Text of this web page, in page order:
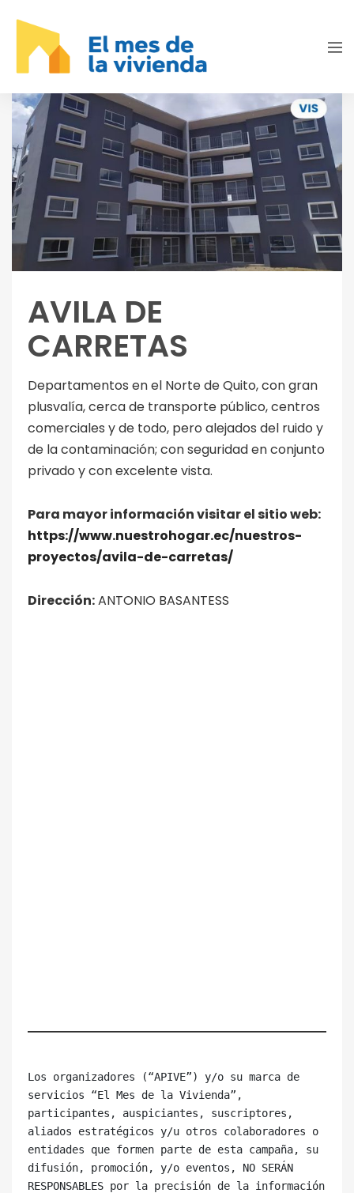
AVILA DE
CARRETAS
Departamentos en el Norte de Quito, con gran
plusvalía, cerca de transporte público, centros
comerciales y de todo, pero alejados del ruido y
de la contaminación; con seguridad en conjunto
privado y con excelente vista.
Para mayor información visitar el sitio web:
https://www.nuestrohogar.ec/nuestros-
proyectos/avila-de-carretas/
Dirección:ANTONIO BASANTESS
Los organizadores (“APIVE”) y/o su marca de
servicios “El Mes de la Vivienda”,
participantes, auspiciantes, suscriptores,
aliados estratégicos y/u otros colaboradores o
entidades que formen parte de esta campaña, su
difusión, promoción, y/o eventos, NO SERÁN
RESPONSABLES por la precisión de la información